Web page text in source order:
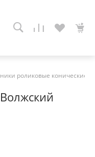
роликовые конические